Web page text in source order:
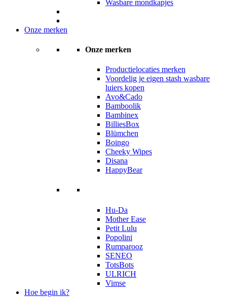
Wasbare mondkapjes
Onze merken
Onze merken
Productielocaties merken
Voordelig je eigen stash wasbare
luiers kopen
Avo&Cado
Bamboolik
Bambinex
BilliesBox
Blümchen
Boingo
Cheeky Wipes
Disana
HappyBear
Hu-Da
Mother Ease
Petit Lulu
Popolini
Rumparooz
SENEO
TotsBots
ULRICH
Vimse
Hoe begin ik?